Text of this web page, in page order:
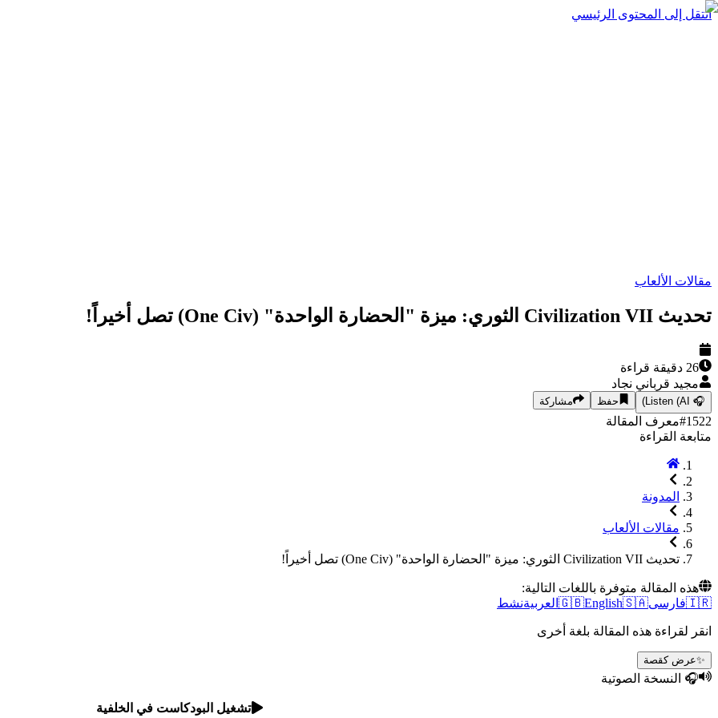
انتقل إلى المحتوى الرئيسي
مقالات الألعاب
تحديث Civilization VII الثوري: ميزة "الحضارة الواحدة" (One Civ) تصل أخيراً!
26 دقيقة قراءة
مجيد قرباني نجاد
🎧
Listen (AI) حفظ مشاركة
#1522 معرف المقالة
متابعة القراءة
المدونة
مقالات الألعاب
تحديث Civilization VII الثوري: ميزة "الحضارة الواحدة" (One Civ) تصل أخيراً!
هذه المقالة متوفرة باللغات التالية:
🇮🇷فارسی 🇬🇧English🇸🇦 العربيةنشط
انقر لقراءة هذه المقالة بلغة أخرى
✨عرض كقصة
🎧 النسخة الصوتية
تشغيل البودكاست في الخلفية